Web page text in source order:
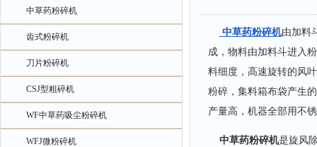
中草药粉碎机
齿式粉碎机
刀片粉碎机
CSJ型粗碎机
WF中草药吸尘粉碎机
WFJ微粉碎机
中草药粉碎机由加料
成，物料由加料斗进入
料细度，高速旋转的风
粉碎，集料箱布袋产生
产量高，机器全部用不
中草药粉碎机是旋风